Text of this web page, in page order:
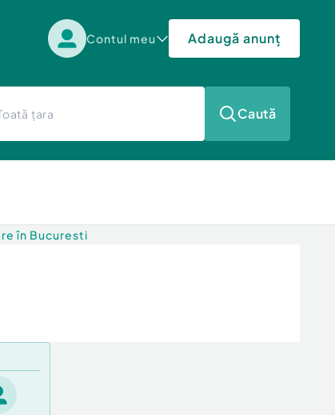
Contul meu Adaugă anunț
Caută
în Bucuresti